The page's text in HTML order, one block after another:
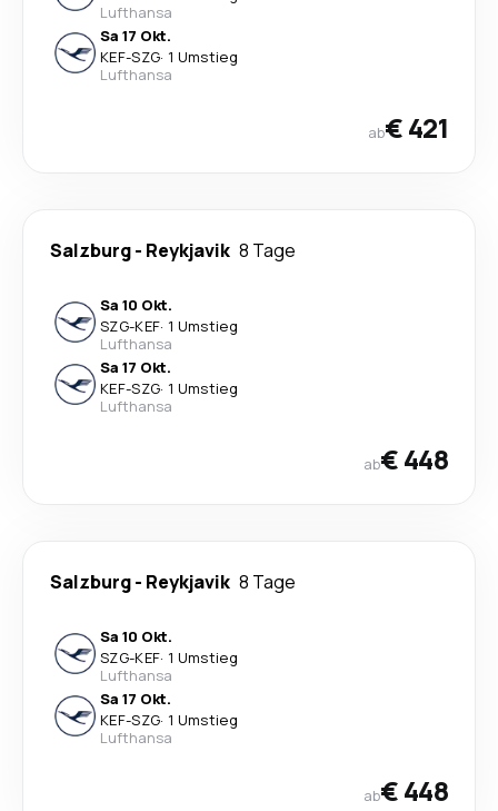
Lufthansa
Sa 17 Okt.
KEF-SZG· 1 Umstieg
Lufthansa
ab€ 421
Salzburg- Reykjavik 8 Tage
Sa 10 Okt.
SZG-KEF· 1 Umstieg
Lufthansa
Sa 17 Okt.
KEF-SZG· 1 Umstieg
Lufthansa
ab€ 448
Salzburg- Reykjavik 8 Tage
Sa 10 Okt.
SZG-KEF· 1 Umstieg
Lufthansa
Sa 17 Okt.
KEF-SZG· 1 Umstieg
Lufthansa
ab€ 448